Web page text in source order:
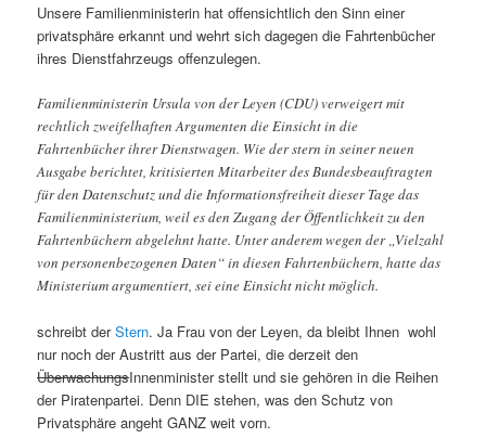
Unsere Familienministerin hat offensichtlich den Sinn einer
privatsphäre erkannt und wehrt sich dagegen die Fahrtenbücher
ihres Dienstfahrzeugs offenzulegen.
Familienministerin Ursula von der Leyen (CDU) verweigert mit
rechtlich zweifelhaften Argumenten die Einsicht in die
Fahrtenbücher ihrer Dienstwagen. Wie derstern in seiner neuen
Ausgabe berichtet, kritisierten Mitarbeiter des Bundesbeauftragten
für den Datenschutz und die Informationsfreiheit dieser Tage das
Familienministerium, weil es den Zugang der Öffentlichkeit zu den
Fahrtenbüchern abgelehnt hatte. Unter anderem wegen der „Vielzahl
von personenbezogenen Daten“ in diesen Fahrtenbüchern, hatte das
Ministerium argumentiert, sei eine Einsicht nicht möglich.
schreibt derStern. Ja Frau von der Leyen, da bleibt Ihnen wohl
nur noch der Austritt aus der Partei, die derzeit den
ÜberwachungsInnenminister stellt und sie gehören in die Reihen
der Piratenpartei. Denn DIE stehen, was den Schutz von
Privatsphäre angeht GANZ weit vorn.